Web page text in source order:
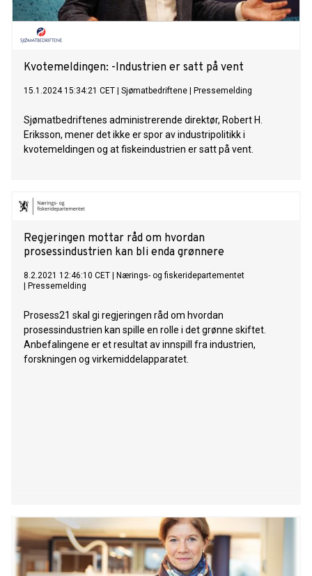
Kvotemeldingen: -Industrien er satt på vent
15.1.2024 15:34:21 CET Sjømatbedriftene Pressemelding
Sjømatbedriftenes administrerende direktør, Robert H.
Eriksson, mener det ikke er spor av industripolitikk i
kvotemeldingen og at fiskeindustrien er satt på vent.
Regjeringen mottar råd om hvordan
prosessindustrien kan bli enda grønnere
8.2.2021 12:46:10 CET
Nærings- og fiskeridepartementet
Pressemelding
Prosess21 skal gi regjeringen råd om hvordan
prosessindustrien kan spille en rolle i det grønne skiftet.
Anbefalingene er et resultat av innspill fra industrien,
forskningen og virkemiddelapparatet.